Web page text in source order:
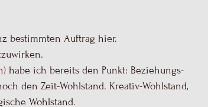
Doch davon mehr in meinen nächsten